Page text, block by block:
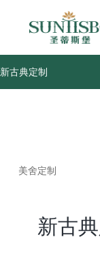
新古典定制
美舍定制
新古